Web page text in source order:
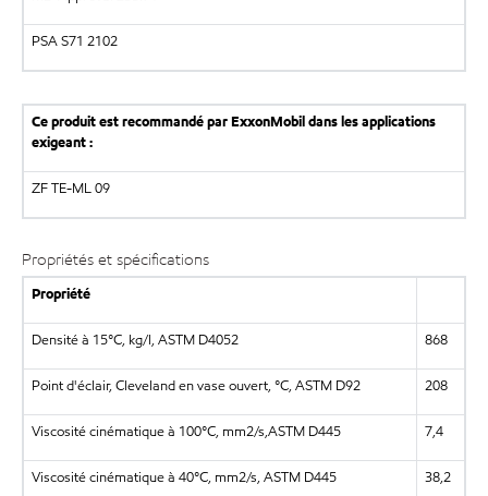
PSA S71 2102
Ce produit est recommandé par ExxonMobil dans les applications
exigeant :
ZF TE-ML 09
Propriétés et spécifications
Propriété
Densité à 15°C, kg/l, ASTM D4052 868
Point d'éclair, Cleveland en vase ouvert, °C, ASTM D92 208
Viscosité cinématique à 100°C, mm2/s,ASTM D445 7,4
Viscosité cinématique à 40°C, mm2/s, ASTM D445 38,2